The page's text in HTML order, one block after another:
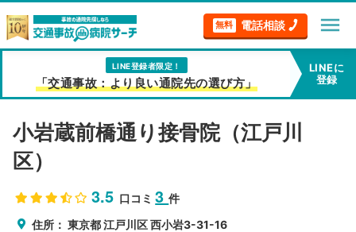
無料 電話相談 menu
LINE登録者限定！
「交通事故：より良い通院先の選び方」
LINEに
登録
小岩蔵前橋通り接骨院（江戸川
区）
3.5 口コミ3件
住所：東京都江戸川区西小岩3-31-16